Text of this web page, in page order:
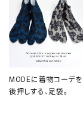
MODEに着物コーデを
後押しする、足袋。